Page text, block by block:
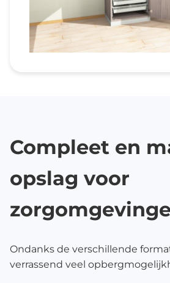
Compleet en
opslag voor
Ondanks de verschillende
verrassend veel